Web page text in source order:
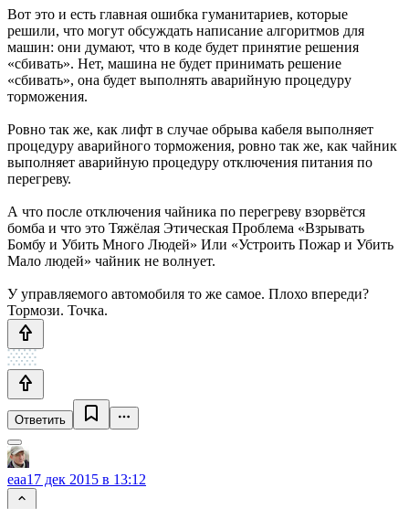
Вот это и есть главная ошибка гуманитариев, которые
решили, что могут обсуждать написание алгоритмов для
машин: они думают, что в коде будет принятие решения
«сбивать». Нет, машина не будет принимать решение
«сбивать», она будет выполнять аварийную процедуру
торможения.
Ровно так же, как лифт в случае обрыва кабеля выполняет
процедуру аварийного торможения, ровно так же, как чайник
выполняет аварийную процедуру отключения питания по
перегреву.
А что после отключения чайника по перегреву взорвётся
бомба и что это Тяжёлая Этическая Проблема «Взрывать
Бомбу и Убить Много Людей» Или «Устроить Пожар и Убить
Мало людей» чайник не волнует.
У управляемого автомобиля то же самое. Плохо впереди?
Тормози. Точка.
Ответить
eaa17 дек 2015 в 13:12